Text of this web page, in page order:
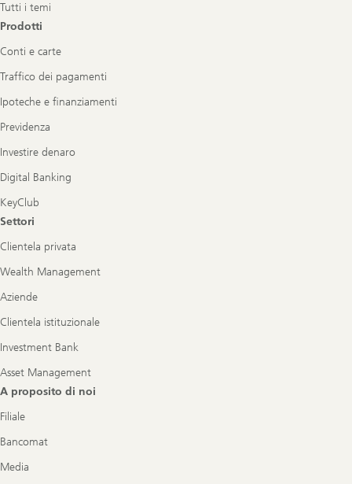
Tutti i temi
Prodotti
Conti e carte
Traffico dei pagamenti
Ipoteche e finanziamenti
Previdenza
Investire denaro
Digital Banking
KeyClub
Settori
Clientela privata
Wealth Management
Aziende
Clientela istituzionale
Investment Bank
Asset Management
A proposito di noi
Filiale
Bancomat
Media